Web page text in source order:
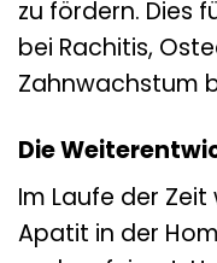
zu fördern. Dies
bei Rachitis,
Zahnwachstum
Die
Im Laufe der
Apatit in der